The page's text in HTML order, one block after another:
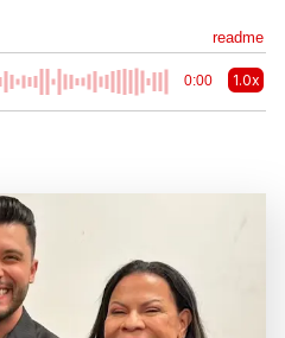
readme
0:00 1.0x